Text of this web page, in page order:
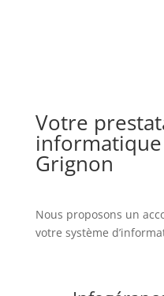
Votre
Grignon
Nous proposons un
votre système